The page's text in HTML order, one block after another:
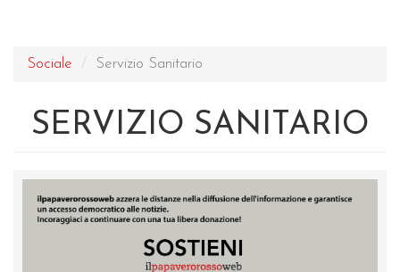
Sociale Servizio Sanitario
SERVIZIO SANITARIO